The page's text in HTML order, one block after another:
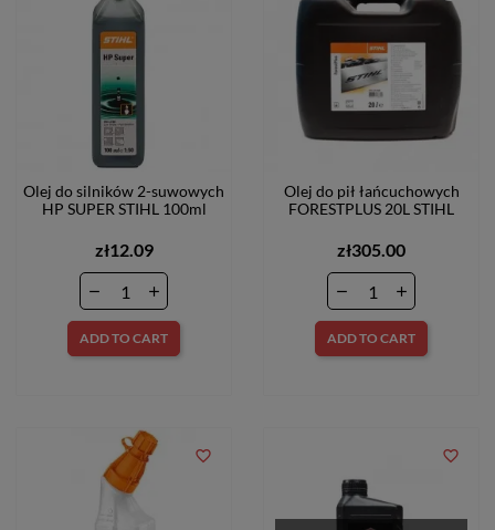
Olej do silników 2-suwowych
HP SUPER STIHL 100ml
zł12.09
ADD TO CART
Olej do pił łańcuchowych
FORESTPLUS 20L STIHL
zł305.00
ADD TO CART
favorite_border favorite_border